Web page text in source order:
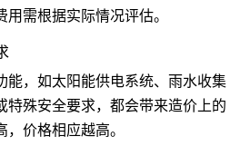
需根据实际情况评估。
能，如太阳能供电系统、雨水收集
特殊安全要求，都会带来造价上的
价格相应越高。